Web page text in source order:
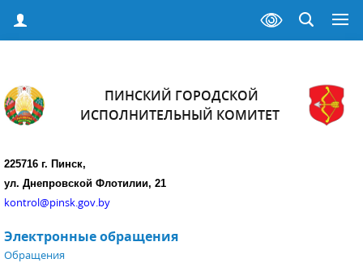
ПИНСКИЙ ГОРОДСКОЙ
ИСПОЛНИТЕЛЬНЫЙ КОМИТЕТ
225716 г. Пинск,
ул. Днепровской Флотилии, 21
kontrol@pinsk.gov.by
Электронные обращения
Обращения